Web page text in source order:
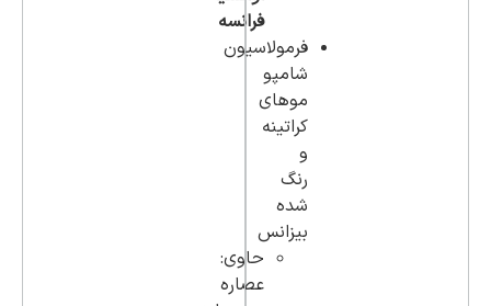
فرانسه
فرمولاسیون
شامپو
موهای
کراتینه
و
رنگ
شده
بیزانس
حاوی:
عصاره